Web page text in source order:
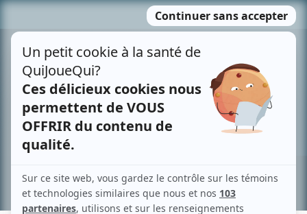
MENU
contenu
Recherche avancée »